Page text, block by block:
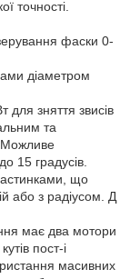
точності.
фаски 0-
діаметром
для зняття звисів
та
Можливе
15 градусів.
що
або з радіусом. Д
має два мотори
пост-і
масивних